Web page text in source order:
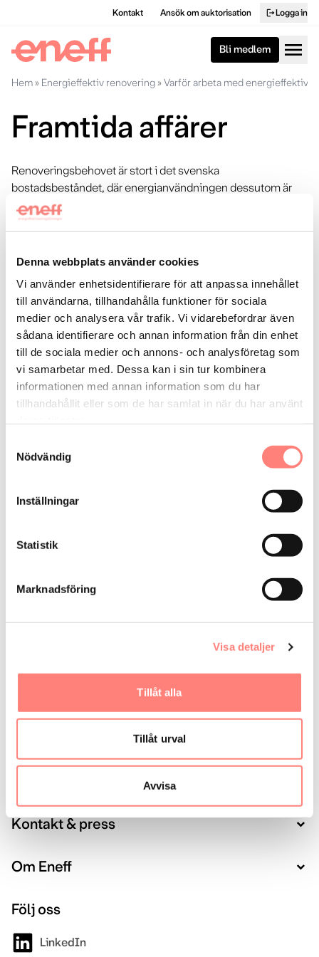
Denna webbplats använder cookies
Vi använder enhetsidentifierare för att anpassa innehållet
till användarna, tillhandahålla funktioner för sociala
medier och analysera vår trafik. Vi vidarebefordrar även
sådana identifierare och annan information från din enhet
till de sociala medier och annons- och analysföretag som
vi samarbetar med. Dessa kan i sin tur kombinera
informationen med annan information som du har
tillhandahållit eller som de har samlat in när du har använt
Nödvändig
Inställningar
Statistik
Marknadsföring
Visa detaljer
Tillåt alla
Tillåt urval
Avvisa
Kontakt Ansök om auktorisation logoutLogga in
Bli medlem menu
Hem» Energieffektiv renovering»Varför arbeta med
Framtida affärer
Renoveringsbehovet är stort i det svenska
bostadsbeståndet, där energianvändningen dessutom är
hög. Ditt bygg- eller installationsföretag kan med fördel
samverka med andra för att förbättra detta. De nuvarande
energieffektivisera.
Genom att lära dig mer om kundmötet, lönsamma och
energieffektiva renoveringar kan du bemöta kunden på
bästa sätt och säkra fler framtida affärer.
Tips för framtida affärer
Få vårt nyhetsbrev
Eneff ger dig senaste nytt gällande effekt och
energieffektivisering – nyhetsbrevet skickas ut en
hantering av personuppgifter och tillåter oss att skicka
Sveriges intresseorganisation för energieffektvisering
Kontakt & press
Om Eneff
Följ oss
LinkedIn